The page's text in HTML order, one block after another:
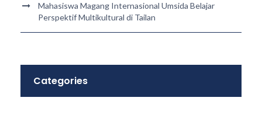
Mahasiswa Magang Internasional Umsida Belajar
Perspektif Multikultural di Tailan
Categories